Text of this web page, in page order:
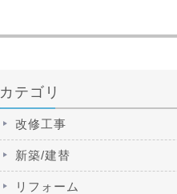
カテゴリ
改修工事
新築/建替
リフォーム